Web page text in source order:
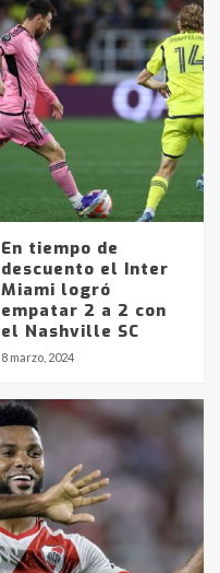
En tiempo de
descuento el Inter
Miami logró
empatar 2 a 2 con
el Nashville SC
8 marzo, 2024